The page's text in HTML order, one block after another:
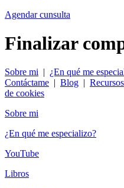
Agendar cunsulta
Finalizar
Sobre mi | ¿En qué me
Contáctame | Blog | Recursos
de cookies
Sobre mi
¿En qué me especializo?
YouTube
Libros